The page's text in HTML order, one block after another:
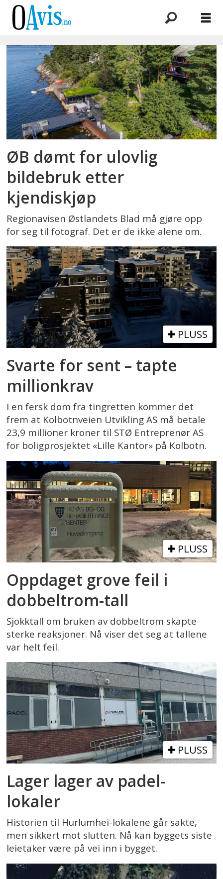
Emne:
østlandets
blad
ØB dømt for ulovlig
bildebruk etter
kjendiskjøp
Regionavisen Østlandets Blad må gjøre opp
for seg til fotograf. Det er de ikke alene om.
PLUSS
Svarte for sent – tapte
millionkrav
I en fersk dom fra tingretten kommer det
frem at Kolbotnveien Utvikling AS må betale
23,9 millioner kroner til STØ Entreprenør AS
for boligprosjektet «Lille Kantor» på Kolbotn.
PLUSS
Oppdaget grove feil i
dobbeltrom-tall
Sjokktall om bruken av dobbeltrom skapte
sterke reaksjoner. Nå viser det seg at tallene
var helt feil.
PLUSS
Lager lager av padel-
lokaler
Historien til Hurlumhei-lokalene går sakte,
men sikkert mot slutten. Nå kan byggets siste
leietaker være på vei inn i bygget.